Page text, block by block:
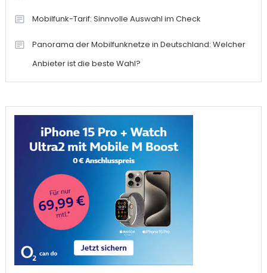
Mobilfunk-Tarif: Sinnvolle Auswahl im Check
Panorama der Mobilfunknetze in Deutschland: Welcher
Anbieter ist die beste Wahl?